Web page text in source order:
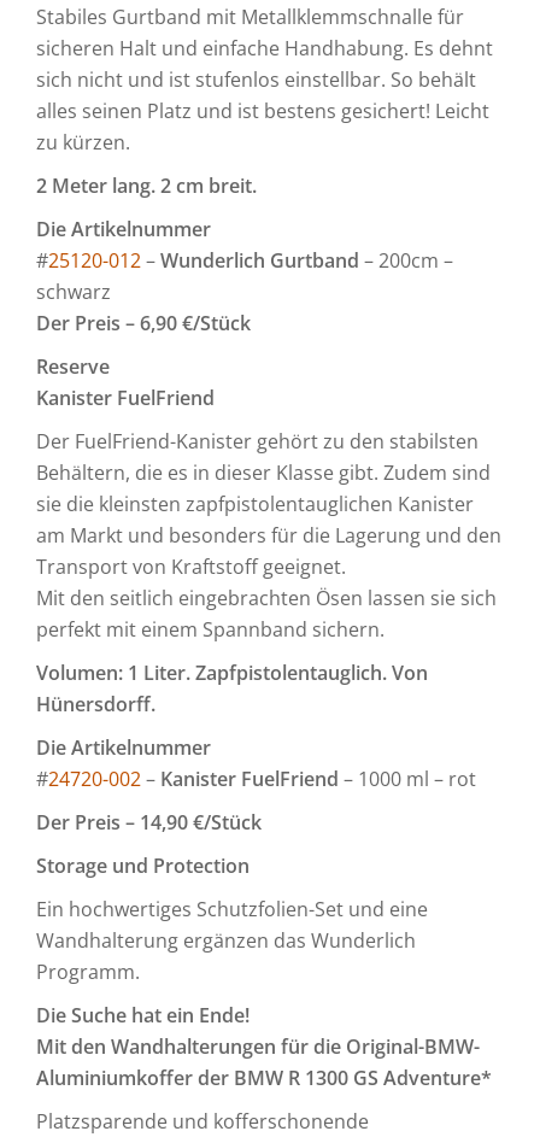
Stabiles Gurtband mit Metallklemmschnalle für
sicheren Halt und einfache Handhabung. Es dehnt
sich nicht und ist stufenlos einstellbar. So behält
alles seinen Platz und ist bestens gesichert! Leicht
zu kürzen.
2 Meter lang. 2 cm breit.
Die Artikelnummer
#25120-012–Wunderlich Gurtband – 200cm –
schwarz
Der Preis – 6,90 €/Stück
Reserve
Kanister FuelFriend
Der FuelFriend-Kanister gehört zu den stabilsten
Behältern, die es in dieser Klasse gibt. Zudem sind
sie die kleinsten zapfpistolentauglichen Kanister
am Markt und besonders für die Lagerung und den
Transport von Kraftstoff geeignet.
Mit den seitlich eingebrachten Ösen lassen sie sich
perfekt mit einem Spannband sichern.
Volumen: 1 Liter. Zapfpistolentauglich. Von
Hünersdorff.
Die Artikelnummer
#24720-002– Kanister FuelFriend – 1000 ml – rot
Der Preis – 14,90 €/Stück
Storage und Protection
Ein hochwertiges Schutzfolien-Set und eine
Wandhalterung ergänzen das Wunderlich
Programm.
Die Suche hat ein Ende!
Mit den Wandhalterungen für die Original-BMW-
Aluminiumkoffer der BMW R 1300 GS Adventure*
Platzsparende und kofferschonende